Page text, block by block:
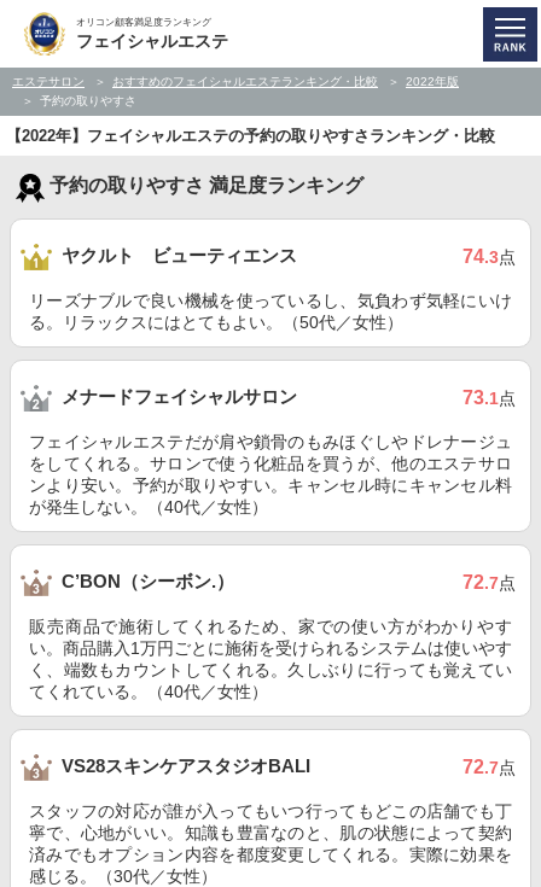
オリコン顧客満足度ランキング
フェイシャルエステ
エステサロン おすすめのフェイシャルエステランキング・比較
2022年版
予約の取りやすさ
【2022年】フェイシャルエステの予約の取りやすさランキング・比較
予約の取りやすさ 満足度ランキング
ヤクルト ビューティエンス 74.3点
リーズナブルで良い機械を使っているし、気負わず気軽にいけ
る。リラックスにはとてもよい。（50代／女性）
メナードフェイシャルサロン 73.1点
フェイシャルエステだが肩や鎖骨のもみほぐしやドレナージュ
をしてくれる。サロンで使う化粧品を買うが、他のエステサロ
ンより安い。予約が取りやすい。キャンセル時にキャンセル料
が発生しない。（40代／女性）
C’BON（シーボン.） 72.7点
販売商品で施術してくれるため、家での使い方がわかりやす
い。商品購入1万円ごとに施術を受けられるシステムは使いやす
く、端数もカウントしてくれる。久しぶりに行っても覚えてい
てくれている。（40代／女性）
VS28スキンケアスタジオBALI 72.7点
スタッフの対応が誰が入ってもいつ行ってもどこの店舗でも丁
寧で、心地がいい。知識も豊富なのと、肌の状態によって契約
済みでもオプション内容を都度変更してくれる。実際に効果を
感じる。（30代／女性）